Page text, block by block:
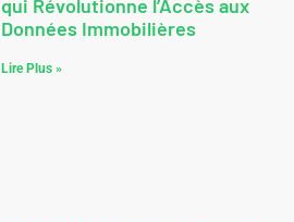
qui Révolutionne l’Accès aux
Données Immobilières
Lire Plus »